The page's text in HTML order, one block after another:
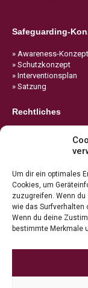
Um dir ein optimales
Cookies, um
zuzugreifen. Wenn
wie das Surfverhalten
Wenn du deine
bestimmte Merkmale
Safeguarding-
» Awareness-Konzept
» Schutzkonzept
» Interventionsplan
» Satzung
Rechtliches
» Cookie-Richtlinie